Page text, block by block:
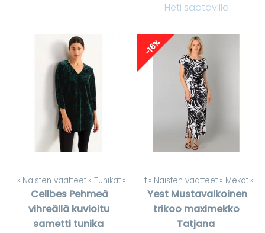
Heti saatavilla
‪» Naisten vaatteet ‪» Tunikat ‪»
Cellbes Pehmeä
vihreällä kuvioitu
sametti tunika
-16%
Tuotteet ‪» Naisten vaatteet ‪» Mekot ‪»
Yest Mustavalkoinen
trikoo maximekko
Tatjana